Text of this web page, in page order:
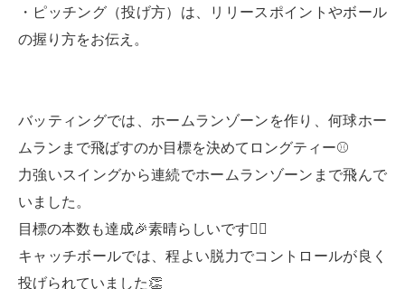
・ピッチング（投げ方）は、リリースポイントやボール
の握り方をお伝え。
バッティングでは、ホームランゾーンを作り、何球ホー
ムランまで飛ばすのか目標を決めてロングティー⚾
力強いスイングから連続でホームランゾーンまで飛んで
いました。
目標の本数も達成🎉素晴らしいです🙆‍♂
キャッチボールでは、程よい脱力でコントロールが良く
投げられていました👏